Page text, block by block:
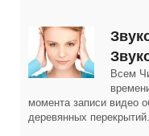
Всем
момента записи видео
деревянных